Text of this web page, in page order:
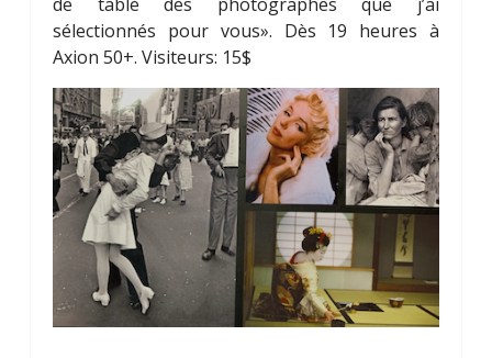
sélectionnés pour vous». Dès 19 heures à
Axion 50+. Visiteurs: 15$